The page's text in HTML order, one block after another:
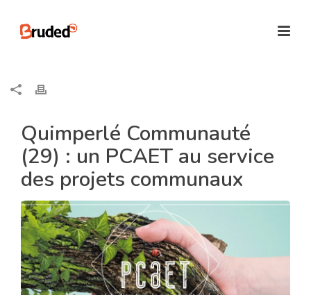
Quimperlé Communauté
(29) : un PCAET au service
des projets communaux